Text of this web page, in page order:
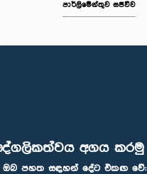
අගය කරමු
ඔබ පහත සඳහන් දේට එකඟ වේ:
පාර්ලිමේන්තුව සජීවීව